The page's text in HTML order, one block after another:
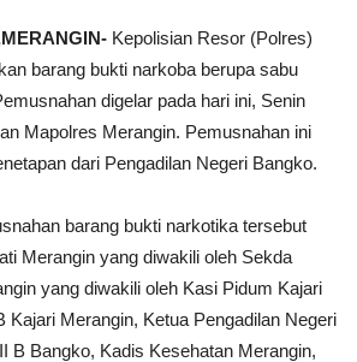
Kepolisian Resor (Polres)
barang bukti narkoba berupa sabu
digelar pada hari ini, Senin
Mapolres Merangin. Pemusnahan ini
dari Pengadilan Negeri Bangko.
barang bukti narkotika tersebut
Merangin yang diwakili oleh Sekda
yang diwakili oleh Kasi Pidum Kajari
Kajari Merangin, Ketua Pengadilan Negeri
B Bangko, Kadis Kesehatan Merangin,